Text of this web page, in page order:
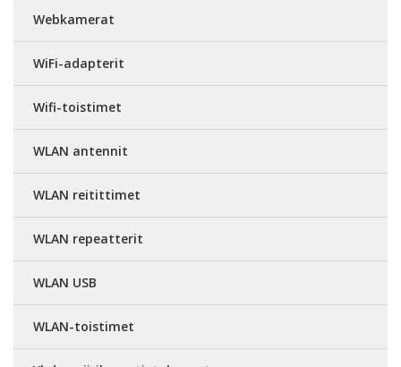
Webkamerat
WiFi-adapterit
Wifi-toistimet
WLAN antennit
WLAN reitittimet
WLAN repeatterit
WLAN USB
WLAN-toistimet